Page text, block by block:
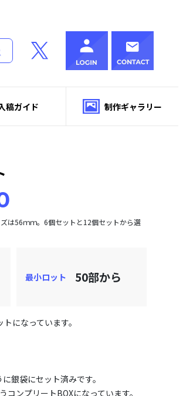
稿ガイド 制作ギャラリー
は56ｍｍ。6個セットと12個セットから選
最小ロット 50部から
になっています。
銀袋にセット済みです。
ンプリートBOXになっています。